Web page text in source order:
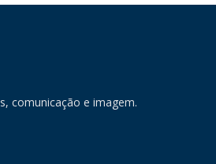
comunicação e imagem.